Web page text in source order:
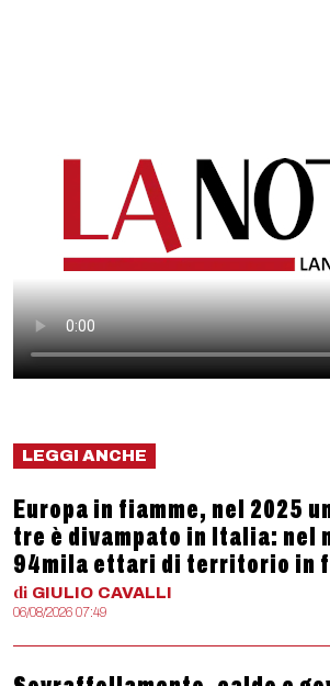
LEGGI ANCHE
Europa in fiamme, nel 2025
tre è divampato in Italia: nel
94mila ettari di territorio in
di GIULIO CAVALLI
06/08/2026 07:49